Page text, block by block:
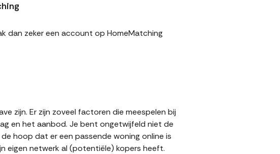
dan zeker een account op HomeMatching
zijn. Er zijn zoveel factoren die meespelen bij
en het aanbod. Je bent ongetwijfeld niet de
hoop dat er een passende woning online is
eigen netwerk al (potentiële) kopers heeft.